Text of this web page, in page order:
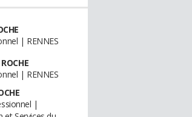
| RENNES
| RENNES
|